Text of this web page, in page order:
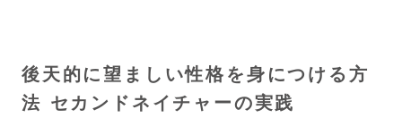
後天的に望ましい性格を身につける方
法 セカンドネイチャーの実践